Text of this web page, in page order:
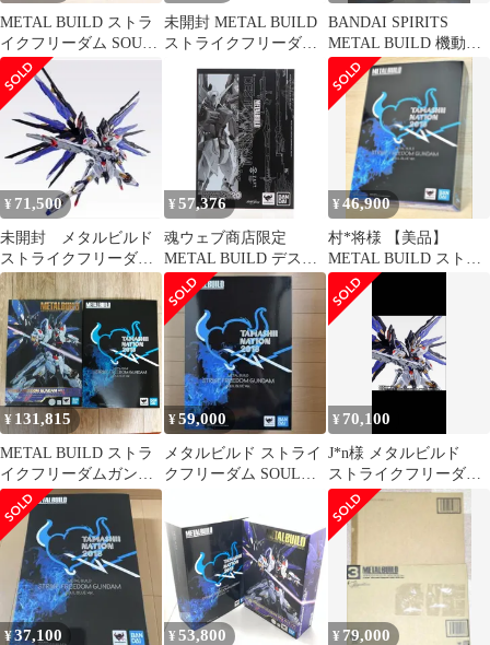
METAL BUILD ストラ
イクフリーダム SOUL
BLUE
未開封 METAL BUILD
ストライクフリーダム
ガンダム SOUL BLUE
Ver. フィギュア
△WH4861
BANDAI SPIRITS
METAL BUILD 機動戦
士ガンダムSEED
DESTINY ストライクフ
リーダムガンダム
SOUL BLUE Ver
¥ 71,500
未開封 メタルビルド
ストライクフリーダム
SOUL BLUE ver
¥ 57,376
魂ウェブ商店限定
METAL BUILD デステ
ィニーガンダム SOUL
RED Ver. 機動戦士ガン
ダムSEED DESTINY(シ
ード デスティニー) 完
成品 可動フィギュア バ
ンダイスピリッツ
¥46,900
村*将様 【美品】
METAL BUILD ストラ
イクフリーダム SOUL
BLU
¥ 131,815
METAL BUILD ストラ
イクフリーダムガンダ
ム SOUL BLUE Ver. 出
品
¥59,000
メタルビルド ストライ
クフリーダム SOUL
¥ 70,100
J*n様 メタルビルド
ストライクフリーダ
ム Soul Blue
¥37,100 ¥ 53,800 ¥ 79,000